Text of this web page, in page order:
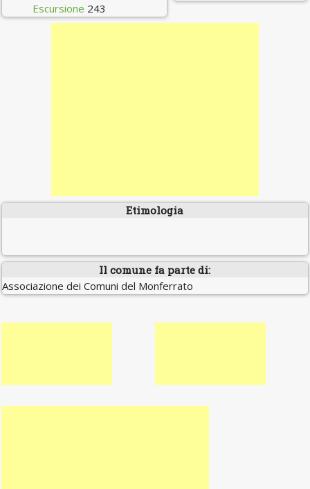
Escursione 243
Etimologia
Il comune fa parte di:
Associazione dei Comuni del Monferrato